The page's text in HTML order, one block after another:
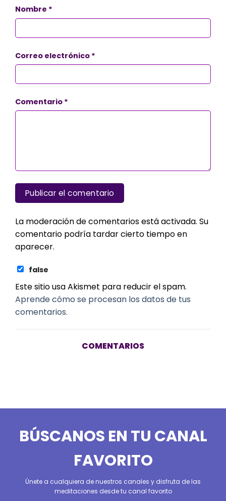
Nombre *
Correo electrónico *
Comentario *
La moderación de comentarios está activada. Su
comentario podría tardar cierto tiempo en
aparecer.
false
Este sitio usa Akismet para reducir el spam.
Aprende cómo se procesan los datos de tus
comentarios.
COMENTARIOS
BÚSCANOS EN TU CANAL
FAVORITO
Únete a cualquiera de nuestros canales y disfruta de las
meditaciones desde tu canal favorito